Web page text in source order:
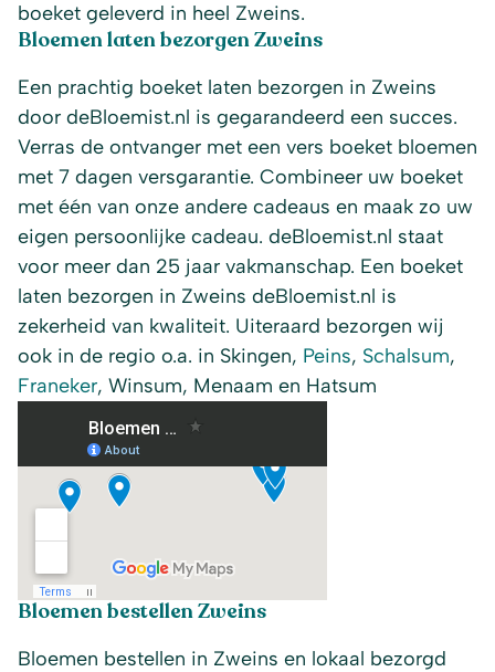
boeket geleverd in heel Zweins.
Bloemen laten bezorgen Zweins
Een prachtig boeket laten bezorgen in Zweins
door deBloemist.nl is gegarandeerd een succes.
Verras de ontvanger met een vers boeket bloemen
met 7 dagen versgarantie. Combineer uw boeket
met één van onze andere cadeaus en maak zo uw
eigen persoonlijke cadeau. deBloemist.nl staat
voor meer dan 25 jaar vakmanschap. Een boeket
laten bezorgen in Zweins deBloemist.nl is
zekerheid van kwaliteit. Uiteraard bezorgen wij
ook in de regio o.a. in Skingen, Peins, Schalsum,
Franeker, Winsum, Menaam en Hatsum
Bloemen bestellen Zweins
Bloemen bestellen in Zweins en lokaal bezorgd